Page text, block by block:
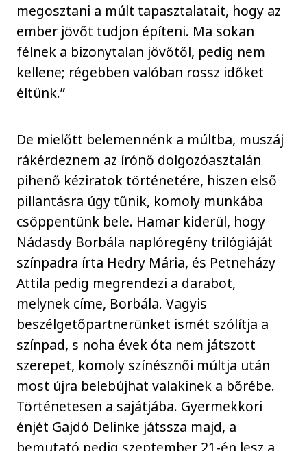
megosztani a múlt tapasztalatait, hogy az
ember jövőt tudjon építeni. Ma sokan
félnek a bizonytalan jövőtől, pedig nem
kellene; régebben valóban rossz időket
éltünk.”
De mielőtt belemennénk a múltba, muszáj
rákérdeznem az írónő dolgozóasztalán
pihenő kéziratok történetére, hiszen első
pillantásra úgy tűnik, komoly munkába
csöppentünk bele. Hamar kiderül, hogy
Nádasdy Borbála naplóregény trilógiáját
színpadra írta Hedry Mária, és Petneházy
Attila pedig megrendezi a darabot,
melynek címe, Borbála. Vagyis
beszélgetőpartnerünket ismét szólítja a
színpad, s noha évek óta nem játszott
szerepet, komoly színésznői múltja után
most újra belebújhat valakinek a bőrébe.
Történetesen a sajátjába. Gyermekkori
énjét Gajdó Delinke játssza majd, a